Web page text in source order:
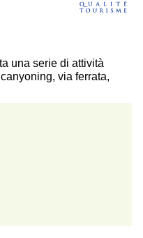
una serie di attività
via ferrata,